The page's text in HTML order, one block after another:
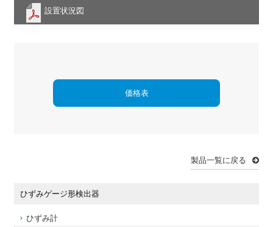
設置状況図
価格表
製品一覧に戻る
ひずみゲージ形検出器
ひずみ計